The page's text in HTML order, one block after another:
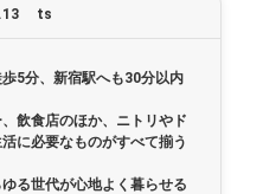
ts
5分、新宿駅へも30分以内
飲食店のほか、ニトリやド
に必要なものがすべて揃う
る世代が心地よく暮らせる